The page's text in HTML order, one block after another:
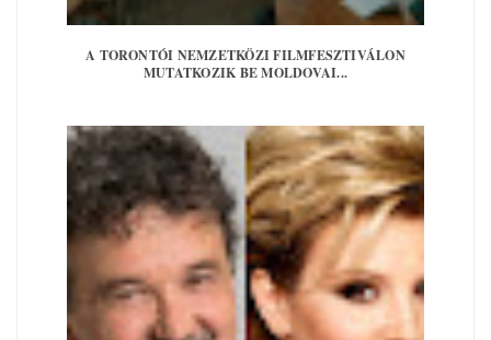
A TORONTÓI NEMZETKÖZI FILMFESZTIVÁLON
MUTATKOZIK BE MOLDOVAI...